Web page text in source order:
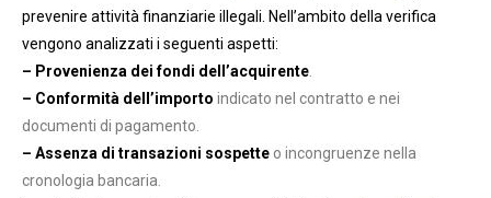
prevenire attività finanziarie illegali. Nell’ambito della verifica
vengono analizzati i seguenti aspetti:
– Provenienza dei fondi dell’acquirente.
– Conformità dell’importo indicato nel contratto e nei
documenti di pagamento.
– Assenza di transazioni sospette o incongruenze nella
cronologia bancaria.